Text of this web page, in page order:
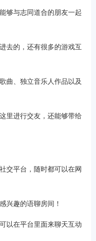
够与志同道合的朋友一起
去的，还有很多的游戏互
曲、独立音乐人作品以及
里进行交友，还能够带给
交平台，随时都可以在网
兴趣的语聊房间！
以在平台里面来聊天互动